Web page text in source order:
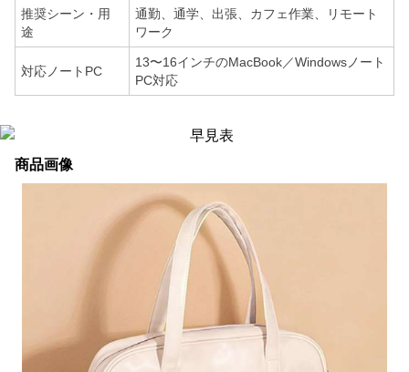
推奨シーン・用
途
通勤、通学、出張、カフェ作業、リモート
ワーク
対応ノートPC
13〜16インチのMacBook／Windowsノート
PC対応
商品画像